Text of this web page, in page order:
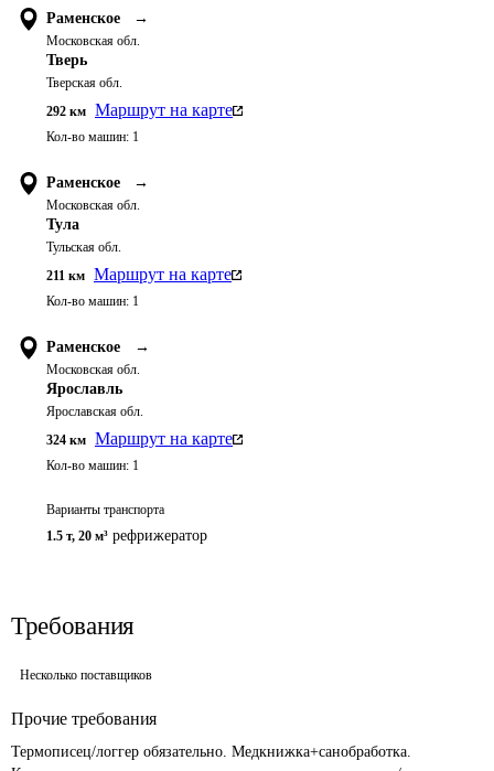
Раменское →
Московская обл.
Тверь
Тверская обл.
292 км Маршрут на карте
Кол-во машин: 1
Раменское →
Московская обл.
Тула
Тульская обл.
211 км Маршрут на карте
Кол-во машин: 1
Раменское →
Московская обл.
Ярославль
Ярославская обл.
324 км Маршрут на карте
Кол-во машин: 1
Варианты транспорта
1.5 т, 20 м³ рефрижератор
Требования
Несколько поставщиков
Прочие требования
Термописец/логгер обязательно. Медкнижка+санобработка.